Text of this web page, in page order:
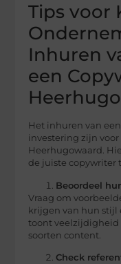
Tips voor
Inhuren
een
Het inhuren van
investering zijn
Heerhugowaard.
de juiste copywriter
Beoordeel
Vraag om
krijgen van hun stijl
toont veelzijdigheid
soorten content.
Check